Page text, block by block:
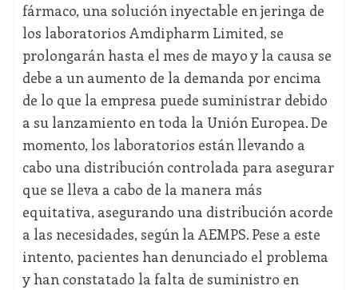
fármaco, una solución inyectable en jeringa de
los laboratorios Amdipharm Limited, se
prolongarán hasta el mes de mayo y la causa se
debe a un aumento de la demanda por encima
de lo que la empresa puede suministrar debido
a su lanzamiento en toda la Unión Europea. De
momento, los laboratorios están llevando a
cabo una distribución controlada para asegurar
que se lleva a cabo de la manera más
equitativa, asegurando una distribución acorde
a las necesidades, según la AEMPS. Pese a este
intento, pacientes han denunciado el problema
y han constatado la falta de suministro en